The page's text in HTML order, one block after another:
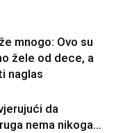
mnogo: Ovo su
žele od dece, a
naglas
da
nema nikoga…